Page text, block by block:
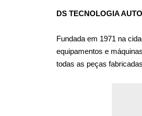
DS TECNOLOGIA
Fundada em 1971 na
equipamentos e
todas as peças